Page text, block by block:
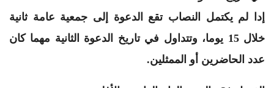
إدا لم يكتمل النصاب تقع الدعوة إلى جمعية عامة ثانية
خلال 15 يوما، وتتداول في تاريخ الدعوة الثانية مهما كان
عدد الحاضرين أو الممثلين.